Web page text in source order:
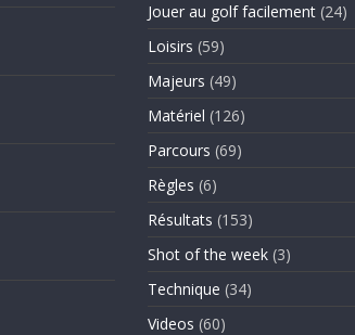
Jouer au golf facilement (24)
Loisirs (59)
Majeurs (49)
Matériel (126)
Parcours (69)
Règles (6)
Résultats (153)
Shot of the week (3)
Technique (34)
Videos (60)